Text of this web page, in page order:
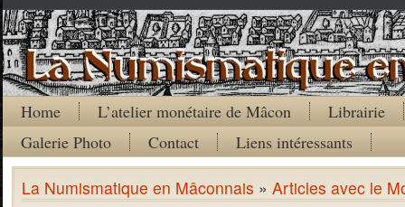
Home L’atelier monétaire de Mâcon
Librairie
Galerie Photo
Contact Liens intéressants
La Numismatique en Mâconnais » Articles avec le